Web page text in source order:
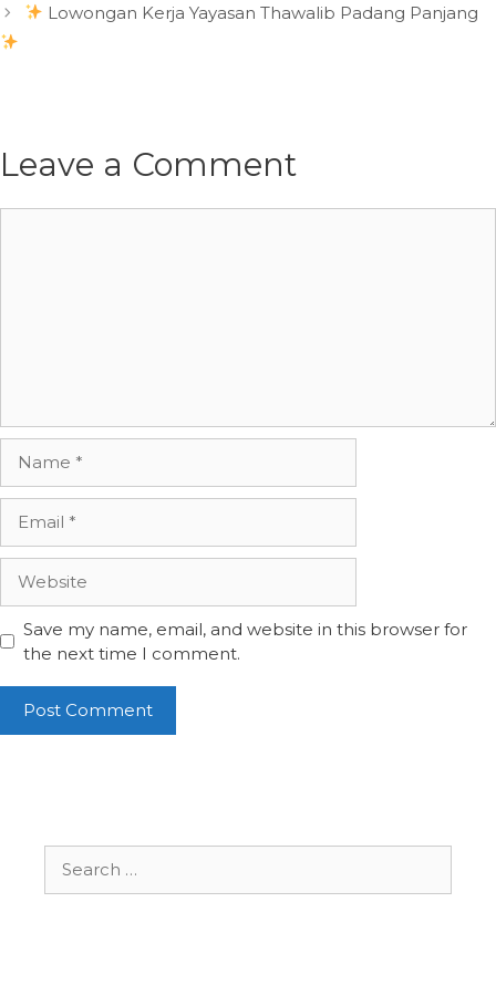
Lowongan Kerja Yayasan Thawalib Padang Panjang
Leave a Comment
Save my name, email, and website in this browser for
the next time I comment.